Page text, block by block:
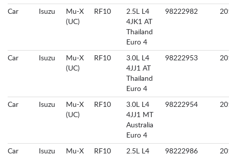
Car Isuzu
Mu-X
(UC)
RF10
2.5L L4
4JK1 AT
Thailand
Euro 4
98222982
Car Isuzu
Mu-X
(UC)
RF10
3.0L L4
4JJ1 AT
Thailand
Euro 4
98222953
Car Isuzu
Mu-X
(UC)
RF10
3.0L L4
4JJ1 MT
Australia
Euro 4
98222954
Car Isuzu Mu-X RF10 2.5L L4 98222986